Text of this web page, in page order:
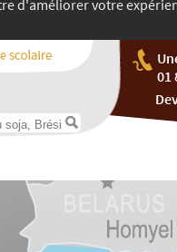
d'améliorer votre
01